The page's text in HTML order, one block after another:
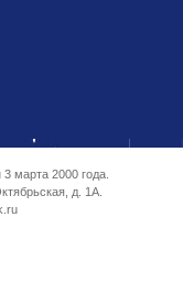
марта 2000 года.
д. 1А.